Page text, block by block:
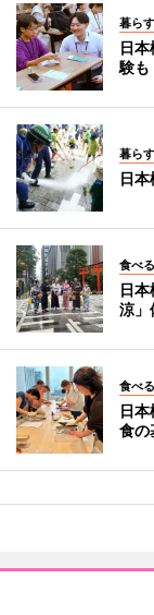
暮ら
日
験も
暮ら
日
食べる
日
涼」
食べる
日
食の